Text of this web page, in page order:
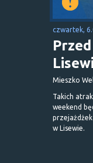
czwartek,
Mieszko
Takich
weekend
w Lisewie.